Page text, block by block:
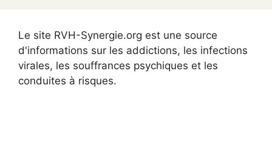
Le site RVH-Synergie.org est une source
d'informations sur les addictions, les infections
virales, les souffrances psychiques et les
conduites à risques.